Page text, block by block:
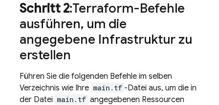
Schritt 2:Terraform-Befehle
ausführen, um die
angegebene Infrastruktur zu
erstellen
Führen Sie die folgenden Befehle im selben
Verzeichnis wie Ihre main.tf -Datei aus, um die in
der Datei main.tf angegebenen Ressourcen